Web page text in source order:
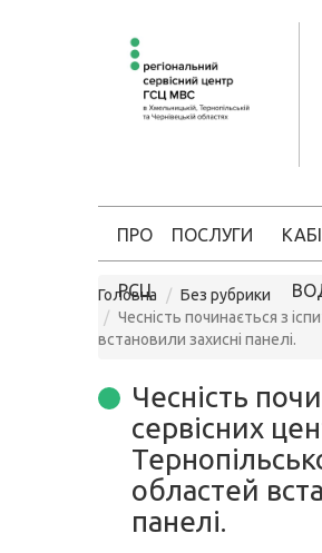
ПРО
РСЦ
ПОСЛУГИ
Головна
Без рубрики
Чесність починається з
встановили захисні панелі.
Чесність
сервісних
областей
панелі.